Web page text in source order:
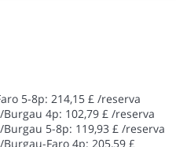
5-8p: 214,15 £ /reserva
4p: 102,79 £ /reserva
5-8p: 119,93 £ /reserva
Faro 4p: 205,59 £